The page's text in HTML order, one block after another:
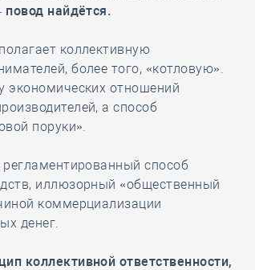
найдётся.
коллективную
более того, «котловую».
экономических отношений
а способ
поруки».
способ
иллюзорный «общественный
коммерциализации
денег.
коллективной ответственности,